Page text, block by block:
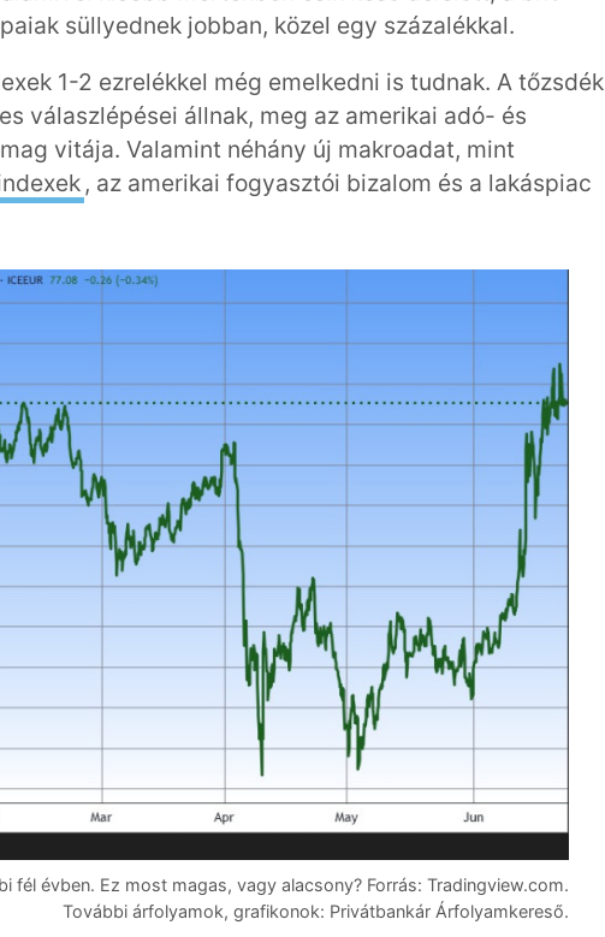
süllyednek jobban, közel egy százalékkal.
1-2 ezrelékkel még emelkedni is tudnak. A tőzsdék
válaszlépései állnak, meg az amerikai adó- és
vitája. Valamint néhány új makroadat, mint
, az amerikai fogyasztói bizalom és a lakáspiac
fél évben. Ez most magas, vagy alacsony? Forrás: Tradingview.com.
További árfolyamok, grafikonok: Privátbankár Árfolyamkereső.